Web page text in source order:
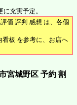
充実予定。
価 評判 感想 は、各個
看板 を参考に、お店へ
宮城野区 予約 割